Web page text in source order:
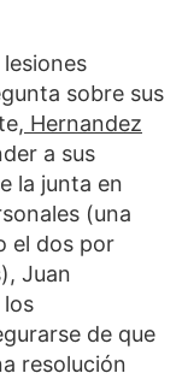
sobre sus
Hernandez
a sus
la junta en
(una
el dos por
Juan
los
de que
resolución